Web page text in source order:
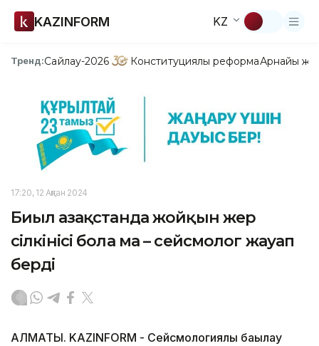
KAZINFORM KZ
Тренд:Сайлау-2026 Конституциялық реформаАрнайы
17:20, 12 Ақпан 2024
Биыл Қазақстанда жойқын жер
сілкінісі бола ма – сейсмолог жауап
берді
АЛМАТЫ. KAZINFORM - Сейсмологиялық бақылау